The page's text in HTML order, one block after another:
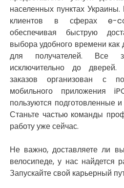
населенных пунктах
клиентов в сферах e-
обеспечивая быструю
выбора удобного времени как
для получателей. Все
исключительно до
заказов организован с
мобильного приложения
пользуются подготовленные
Станьте частью команды
работу уже сейчас.
Не важно, доставляете ли
велосипеде, у нас найдется
Запускайте свой карьерный
Шостка
Шпола
Синельниково
Славута
Славутич
Слобожанское
Смела
Софиевская Борщаговка
Сокольники
Солоницевка
Староконстантинов
Старые Петровцы
Стоянка
Стрый
Сумы